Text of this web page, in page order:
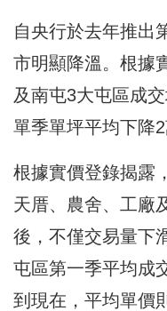
自央行於去年推出
市明顯降溫。根據
及南屯3大屯區成
單季單坪平均下降2
根據實價登錄揭露
天厝、農舍、工廠
後，不僅交易量下
屯區第一季平均成
到現在，平均單價